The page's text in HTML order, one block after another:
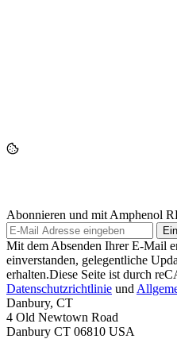
Abonnieren und mit Amphenol
Mit dem Absenden Ihrer E-Mail
einverstanden, gelegentliche
erhalten.Diese Seite ist durch
Datenschutzrichtlinie und
Danbury, CT
4 Old Newtown Road
Danbury CT 06810 USA